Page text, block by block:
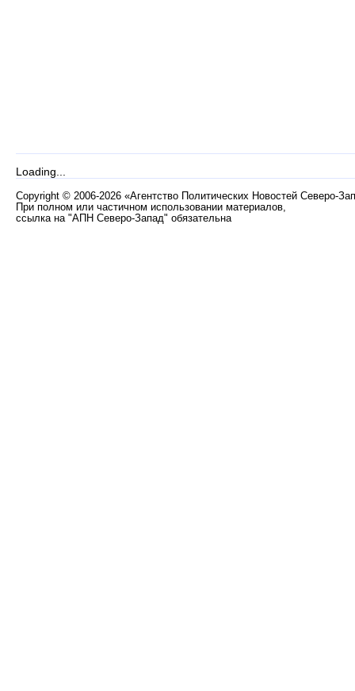
Loading...
Copyright © 2006-2026 «Агентство Политических Новостей Северо-
При полном или частичном использовании материалов,
ссылка на "АПН Северо-Запад" обязательна